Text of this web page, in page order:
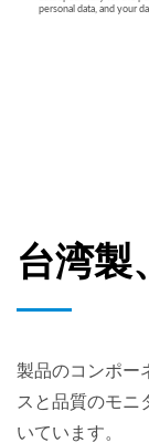
台湾製
製品のコンポー
スと品質のモニ
いています。